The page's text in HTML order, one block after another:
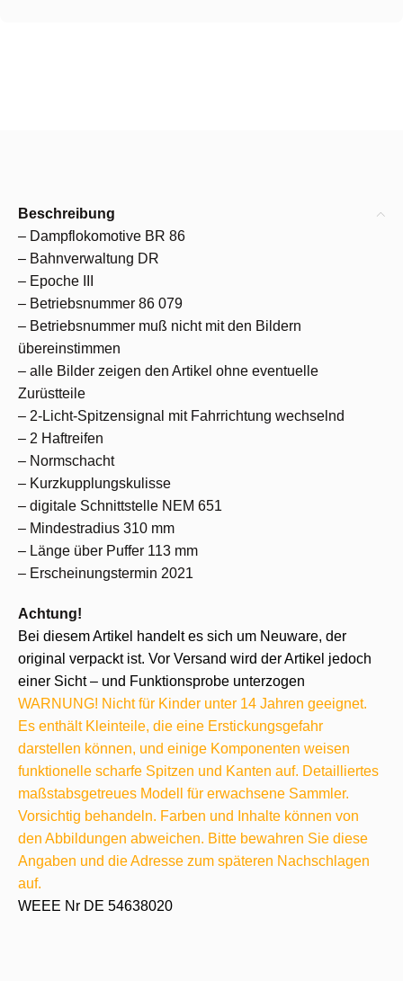
Beschreibung
– Dampflokomotive BR 86
– Bahnverwaltung DR
– Epoche III
– Betriebsnummer 86 079
– Betriebsnummer muß nicht mit den Bildern
übereinstimmen
– alle Bilder zeigen den Artikel ohne eventuelle
Zurüstteile
– 2-Licht-Spitzensignal mit Fahrrichtung wechselnd
– 2 Haftreifen
– Normschacht
– Kurzkupplungskulisse
– digitale Schnittstelle NEM 651
– Mindestradius 310 mm
– Länge über Puffer 113 mm
– Erscheinungstermin 2021
Achtung!
Bei diesem Artikel handelt es sich um Neuware, der
original verpackt ist. Vor Versand wird der Artikel jedoch
einer Sicht – und Funktionsprobe unterzogen
WARNUNG! Nicht für Kinder unter 14 Jahren geeignet.
Es enthält Kleinteile, die eine Erstickungsgefahr
darstellen können, und einige Komponenten weisen
funktionelle scharfe Spitzen und Kanten auf. Detailliertes
maßstabsgetreues Modell für erwachsene Sammler.
Vorsichtig behandeln. Farben und Inhalte können von
den Abbildungen abweichen. Bitte bewahren Sie diese
Angaben und die Adresse zum späteren Nachschlagen
auf.
WEEE Nr DE 54638020